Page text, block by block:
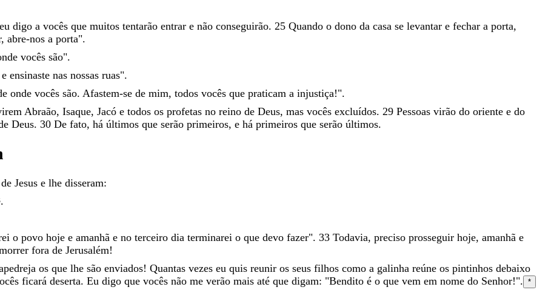
eu digo a vocês que muitos tentarão entrar e não conseguirão. 25 Quando o dono da casa se levantar e fechar a porta,
, abre-nos a porta".
vocês são".
e ensinaste nas nossas ruas".
onde vocês são. Afastem-se de mim, todos vocês que praticam a injustiça!".
Abraão, Isaque, Jacó e todos os profetas no reino de Deus, mas vocês excluídos. 29 Pessoas virão do oriente e do
Deus. 30 De fato, há últimos que serão primeiros, e há primeiros que serão últimos.
de Jesus e lhe disseram:
.
o povo hoje e amanhã e no terceiro dia terminarei o que devo fazer". 33 Todavia, preciso prosseguir hoje, amanhã e
fora de Jerusalém!
os que lhe são enviados! Quantas vezes eu quis reunir os seus filhos como a galinha reúne os pintinhos debaixo
ficará deserta. Eu digo que vocês não me verão mais até que digam: "Bendito é o que vem em nome do Senhor!". *